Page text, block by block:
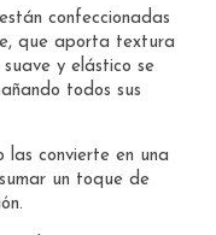
confeccionadas
que aporta textura
y elástico se
todos sus
las convierte en una
un toque de